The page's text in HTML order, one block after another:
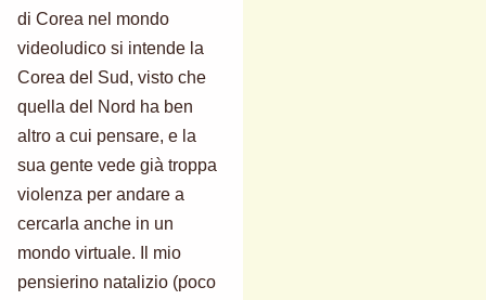
di Corea nel mondo
videoludico si intende la
Corea del Sud, visto che
quella del Nord ha ben
altro a cui pensare, e la
sua gente vede già troppa
violenza per andare a
cercarla anche in un
mondo virtuale. Il mio
pensierino natalizio (poco